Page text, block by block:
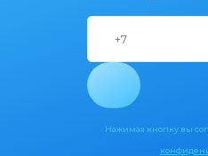
Нажимая кнопку вы